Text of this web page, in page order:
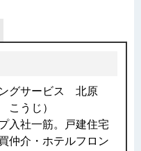
ングサービス 北原
うじ）
入社一筋。戸建住宅
仲介・ホテルフロン